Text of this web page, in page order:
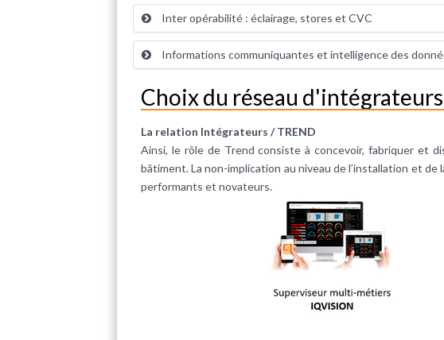
Inter opérabilité : éclairage, stores et CVC
Informations communiquantes et intelligence des
Choix du réseau
La relation Intégrateurs / TREND
Ainsi, le rôle de Trend consiste à concevoir, fabriquer et
bâtiment. La non-implication au niveau de l’installation et
performants et novateurs.